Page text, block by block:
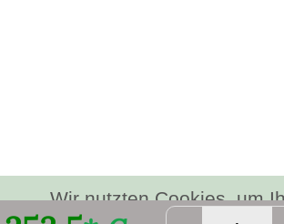
Wir nutzten Cookies, um
bestmögliche